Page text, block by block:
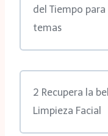
del Tiempo
temas
2 Recupera la
Limpieza Facial